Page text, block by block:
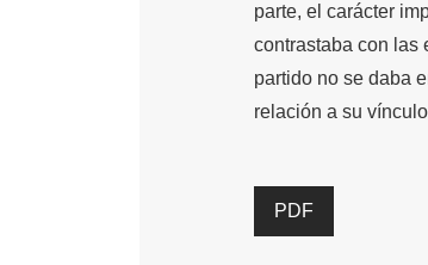
parte, el carácter
contrastaba con las
partido no se daba
relación a su
PDF